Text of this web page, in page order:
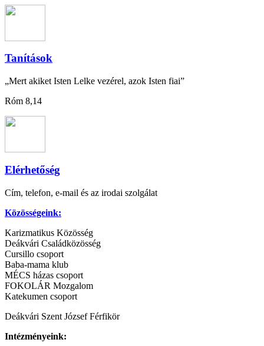
Tanítások
„Mert akiket Isten Lelke vezérel, azok Isten fiai”
Róm 8,14
Elérhetőség
Cím, telefon, e-mail és az irodai szolgálat
Közösségeink:
Karizmatikus Közösség
Deákvári Családközösség
Cursillo csoport
Baba-mama klub
MÉCS házas csoport
FOKOLÁR Mozgalom
Katekumen csoport
Deákvári Szent József Férfikör
Intézményeink: